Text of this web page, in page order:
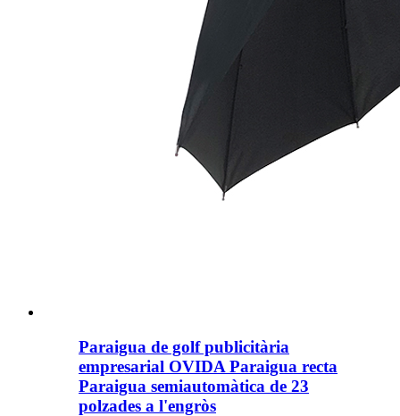
Paraigua de golf publicitària
empresarial OVIDA Paraigua recta
Paraigua semiautomàtica de 23
polzades a l'engròs